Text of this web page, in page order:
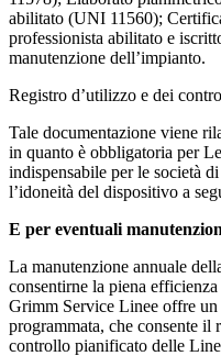
abilitato (UNI 11560);
professionista abilitato e
manutenzione dell’impianto.
Registro d’utilizzo e dei
Tale documentazione viene
in quanto è obbligatoria per
indispensabile per le società
l’idoneità del dispositivo a
E per eventuali
La manutenzione annuale
consentirne la piena
Grimm Service Linee offre
programmata, che consente
controllo pianificato delle